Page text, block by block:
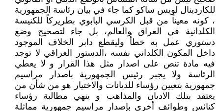
للكاردينال لويس ساكو كما جاء في بيان رئاسة الجمهورية
، كونه معيناً من قبل الكرسي البابوي بطريركاً للكنيسة
الكلدانية في العراق والعالم، بل جاء لتصحيح وضع
دستوري عمل به خطأً وليقطع دابر الخلاف الموجود
داخل المكون الكلداني نفسه ،الدستور العراقي لا توجد
فيه مادة تنص على اصدار مثل هذا القرار و لا يعطي
الرئاسة ولا يجبر رئيس الجمهورية باصدار مراسيم
جمهورية بتعيين رؤساء للديانات والاختيار هو من شأن من
يعتقد بتلك الاديان والمذاهب و ينهي مطالبة رؤساء
كنائس وطوائف أخرى بإصدار مراسيم جمهورية مماثلة